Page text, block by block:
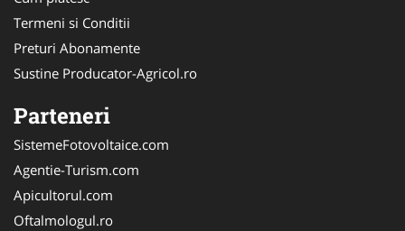
Termeni si Conditii
Preturi Abonamente
Sustine Producator-Agricol.ro
Parteneri
SistemeFotovoltaice.com
Agentie-Turism.com
Apicultorul.com
Oftalmologul.ro